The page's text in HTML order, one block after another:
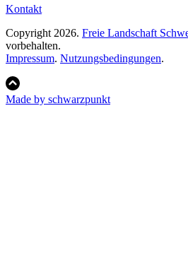
Kontakt
Copyright 2026. Freie Landschaft
vorbehalten.
Impressum. Nutzungsbedingungen.
Made by schwarzpunkt